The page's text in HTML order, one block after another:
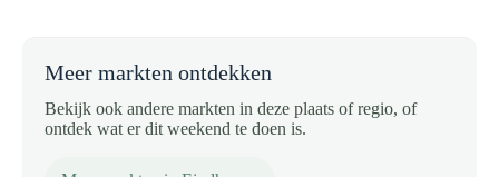
Meer markten ontdekken
Bekijk ook andere markten in deze plaats of regio, of
ontdek wat er dit weekend te doen is.